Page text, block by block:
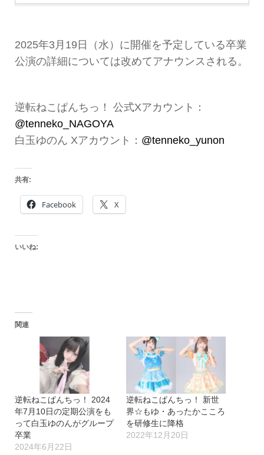
2025年3月19日（水）に開催を予定している卒業
公演の詳細については改めてアナウンスされる。
逆転ねこぱんちっ！ 公式Xアカウント：
@tenneko_NAGOYA
白玉ゆのん Xアカウント： @tenneko_yunon
共有:
Facebook X
いいね:
関連
逆転ねこぱんちっ！ 2024
年7月10日の定期公演をも
って白玉ゆのんがグループ
卒業
2024年6月22日
逆転ねこぱんちっ！ 新世
界☆もゆ・あったかこころ
を研修生に降格
2022年12月20日